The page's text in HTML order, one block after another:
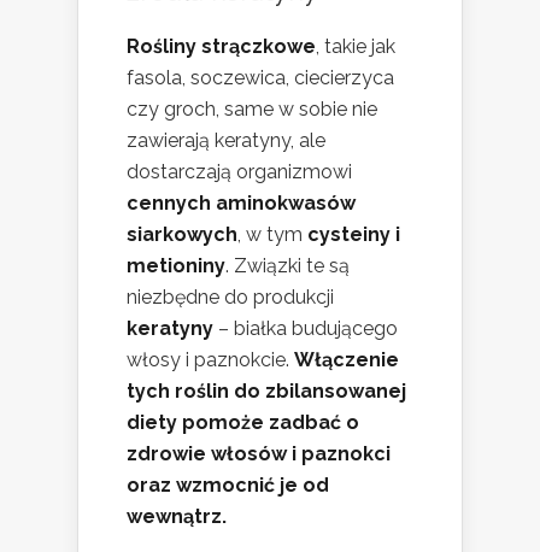
Rośliny strączkowe, takie jak
fasola, soczewica, ciecierzyca
czy groch, same w sobie nie
zawierają keratyny, ale
dostarczają organizmowi
cennych aminokwasów
siarkowych, w tym cysteiny i
metioniny. Związki te są
niezbędne do produkcji
keratyny – białka budującego
włosy i paznokcie. Włączenie
tych roślin do zbilansowanej
diety pomoże zadbać o
zdrowie włosów i paznokci
oraz wzmocnić je od
wewnątrz.